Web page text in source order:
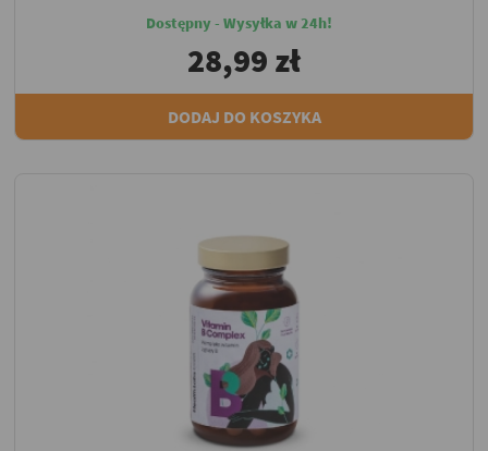
Dostępny - Wysyłka w 24h!
28,99 zł
DODAJ DO KOSZYKA